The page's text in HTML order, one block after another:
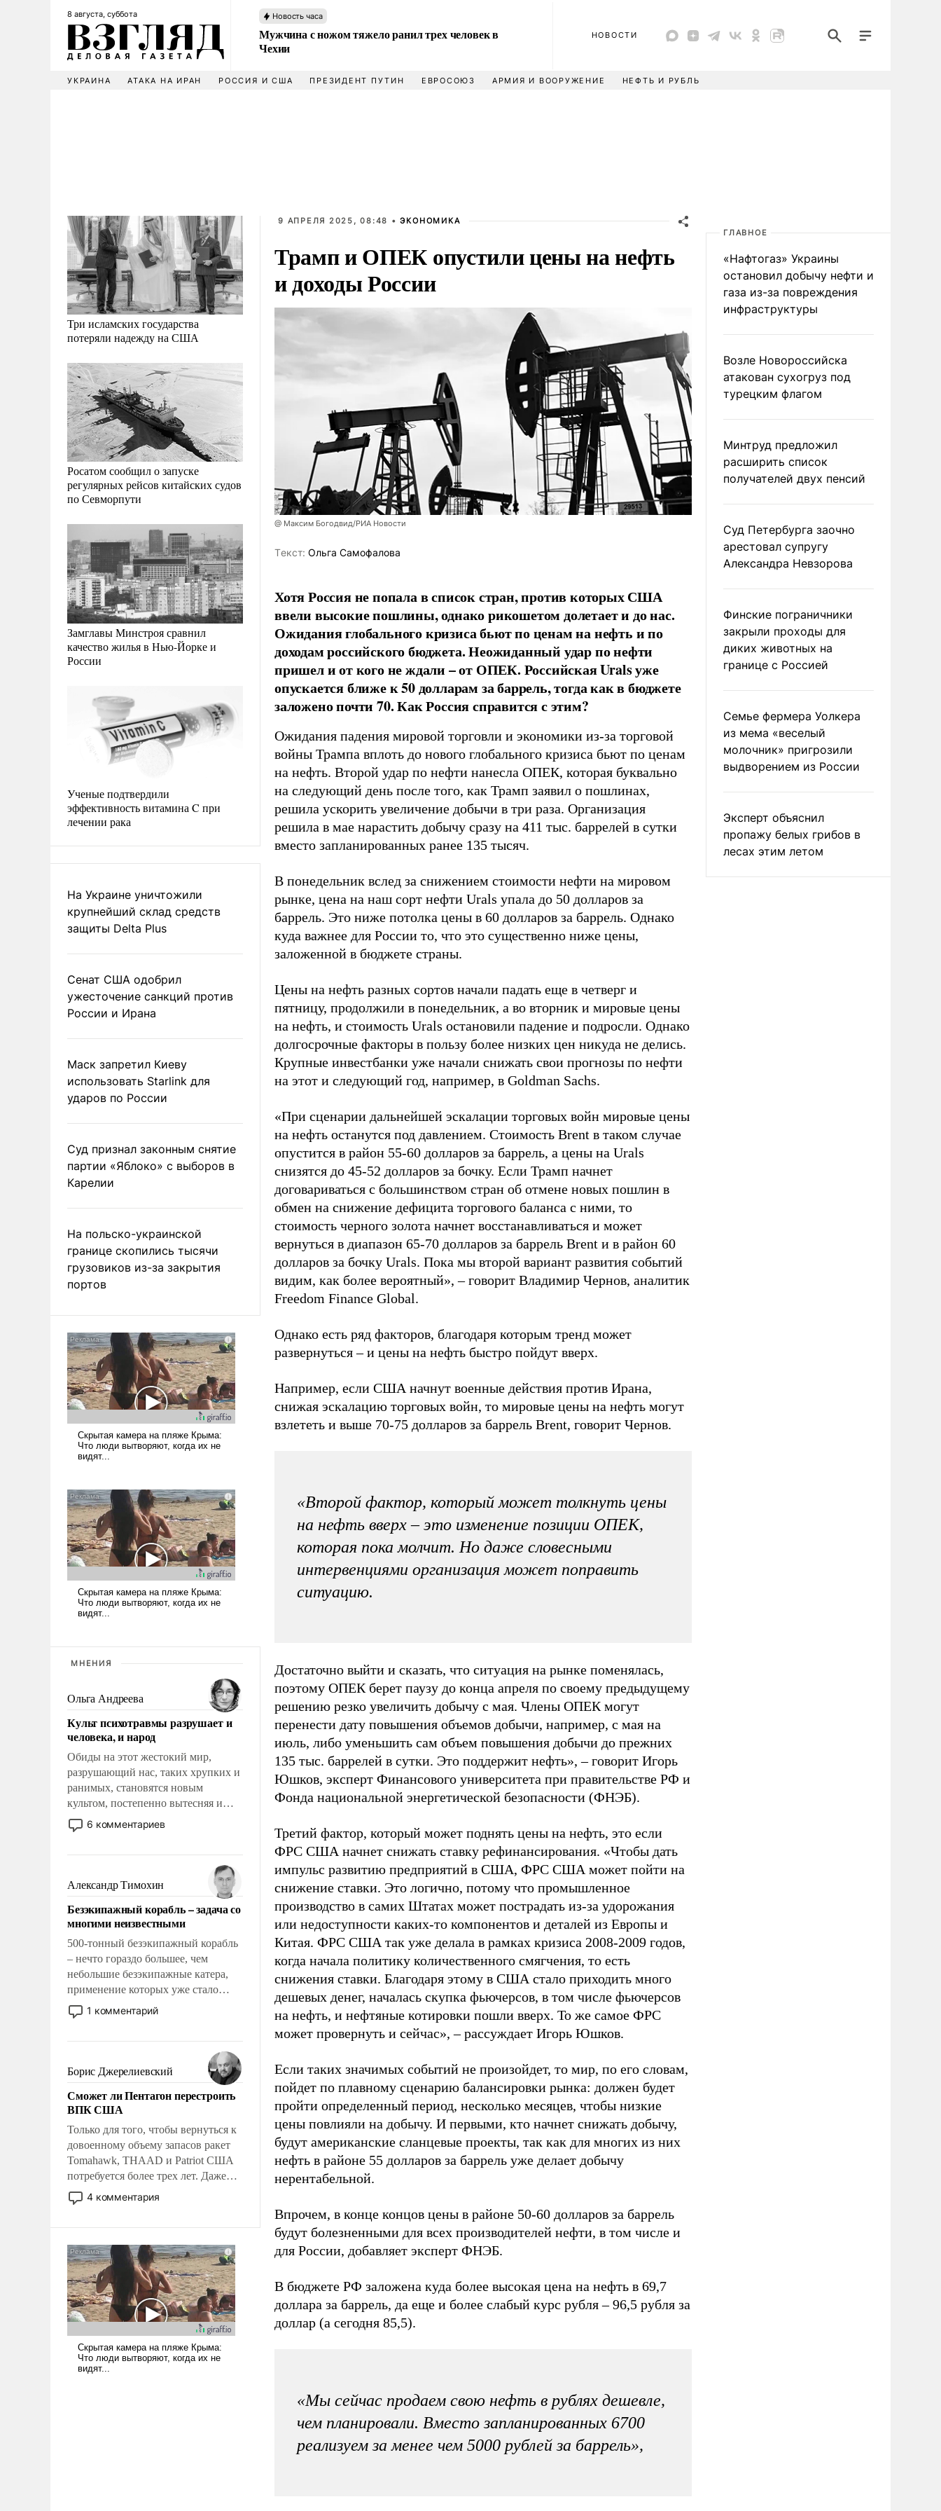
8 августа, суббота Новость часа
Мужчина с ножом тяжело ранил трех человек в
Чехии
НОВОСТИ
УКРАИНА АТАКА НА ИРАН РОССИЯ И США ПРЕЗИДЕНТ ПУТИН ЕВРОСОЮЗ АРМИЯ И ВООРУЖЕНИЕ НЕФТЬ И РУБЛЬ
Три исламских государства
потеряли надежду на США
Росатом сообщил о запуске
регулярных рейсов китайских судов
по Севморпути
Замглавы Минстроя сравнил
качество жилья в Нью-Йорке и
России
Ученые подтвердили
эффективность витамина C при
лечении рака
На Украине уничтожили
крупнейший склад средств
защиты Delta Plus
Сенат США одобрил
ужесточение санкций против
России и Ирана
Маск запретил Киеву
использовать Starlink для
ударов по России
Суд признал законным снятие
партии «Яблоко» с выборов в
Карелии
На польско-украинской
границе скопились тысячи
грузовиков из-за закрытия
портов
МНЕНИЯ
Ольга Андреева
Культ психотравмы разрушает и
человека, и народ
Обиды на этот жестокий мир,
разрушающий нас, таких хрупких и
ранимых, становятся новым
культом, постепенно вытесняя и
отменяя традиционное требование к
человеку – быть мужественным и
на себя ответственность, помогать
слабым, идти вперед и
адаптироваться.
6 комментариев
Александр Тимохин
Безэкипажный корабль – задача со
многими неизвестными
500-тонный безэкипажный корабль
– нечто гораздо большее, чем
небольшие безэкипажные катера,
применение которых уже стало
обыденностью. Задача по созданию
такого корабля очень сложна и
реализация радикально поднимет
наши боевые возможности.
1 комментарий
Борис Джерелиевский
Сможет ли Пентагон перестроить
ВПК США
Только для того, чтобы вернуться к
довоенному объему запасов ракет
Tomahawk, THAAD и Patriot США
потребуется более трех лет. Даже
небольшая война с Ираном
опустошила американские
уязвимости США, например, перед
Китаем.
4 комментария
9 АПРЕЛЯ 2025, 08:48 •ЭКОНОМИКА
Трамп и ОПЕК опустили цены на нефть
и доходы России
@ Максим Богодвид/РИА Новости
Tекст: Ольга Самофалова
Хотя Россия не попала в список стран, против которых США
ввели высокие пошлины, однако рикошетом долетает и до нас.
Ожидания глобального кризиса бьют по ценам на нефть и по
доходам российского бюджета. Неожиданный удар по нефти
пришел и от кого не ждали – от ОПЕК. Российская Urals уже
опускается ближе к 50 долларам за баррель, тогда как в бюджете
заложено почти 70. Как Россия справится с этим?
Ожидания падения мировой торговли и экономики из-за торговой
войны Трампа вплоть до нового глобального кризиса бьют по ценам
на нефть. Второй удар по нефти нанесла ОПЕК, которая буквально
на следующий день после того, как Трамп заявил о пошлинах,
решила ускорить увеличение добычи в три раза. Организация
решила в мае нарастить добычу сразу на 411 тыс. баррелей в сутки
вместо запланированных ранее 135 тысяч.
В понедельник вслед за снижением стоимости нефти на мировом
рынке, цена на наш сорт нефти Urals упала до 50 долларов за
баррель. Это ниже потолка цены в 60 долларов за баррель. Однако
куда важнее для России то, что это существенно ниже цены,
заложенной в бюджете страны.
Цены на нефть разных сортов начали падать еще в четверг и
пятницу, продолжили в понедельник, а во вторник и мировые цены
на нефть, и стоимость Urals остановили падение и подросли. Однако
долгосрочные факторы в пользу более низких цен никуда не делись.
Крупные инвестбанки уже начали снижать свои прогнозы по нефти
на этот и следующий год, например, в Goldman Sachs.
«При сценарии дальнейшей эскалации торговых войн мировые цены
на нефть останутся под давлением. Стоимость Brent в таком случае
опустится в район 55-60 долларов за баррель, а цены на Urals
снизятся до 45-52 долларов за бочку. Если Трамп начнет
договариваться с большинством стран об отмене новых пошлин в
обмен на снижение дефицита торгового баланса с ними, то
стоимость черного золота начнет восстанавливаться и может
вернуться в диапазон 65-70 долларов за баррель Brent и в район 60
долларов за бочку Urals. Пока мы второй вариант развития событий
видим, как более вероятный», – говорит Владимир Чернов, аналитик
Freedom Finance Global.
Однако есть ряд факторов, благодаря которым тренд может
развернуться – и цены на нефть быстро пойдут вверх.
Например, если США начнут военные действия против Ирана,
снижая эскалацию торговых войн, то мировые цены на нефть могут
взлететь и выше 70-75 долларов за баррель Brent, говорит Чернов.
«Второй фактор, который может толкнуть цены
на нефть вверх – это изменение позиции ОПЕК,
которая пока молчит. Но даже словесными
интервенциями организация может поправить
ситуацию.
Достаточно выйти и сказать, что ситуация на рынке поменялась,
поэтому ОПЕК берет паузу до конца апреля по своему предыдущему
решению резко увеличить добычу с мая. Члены ОПЕК могут
перенести дату повышения объемов добычи, например, с мая на
июль, либо уменьшить сам объем повышения добычи до прежних
135 тыс. баррелей в сутки. Это поддержит нефть», – говорит Игорь
Юшков, эксперт Финансового университета при правительстве РФ и
Фонда национальной энергетической безопасности (ФНЭБ).
Третий фактор, который может поднять цены на нефть, это если
ФРС США начнет снижать ставку рефинансирования. «Чтобы дать
импульс развитию предприятий в США, ФРС США может пойти на
снижение ставки. Это логично, потому что промышленное
производство в самих Штатах может пострадать из-за удорожания
или недоступности каких-то компонентов и деталей из Европы и
Китая. ФРС США так уже делала в рамках кризиса 2008-2009 годов,
когда начала политику количественного смягчения, то есть
снижения ставки. Благодаря этому в США стало приходить много
дешевых денег, началась скупка фьючерсов, в том числе фьючерсов
на нефть, и нефтяные котировки пошли вверх. То же самое ФРС
может провернуть и сейчас», – рассуждает Игорь Юшков.
Если таких значимых событий не произойдет, то мир, по его словам,
пойдет по плавному сценарию балансировки рынка: должен будет
пройти определенный период, несколько месяцев, чтобы низкие
цены повлияли на добычу. И первыми, кто начнет снижать добычу,
будут американские сланцевые проекты, так как для многих из них
нефть в районе 55 долларов за баррель уже делает добычу
нерентабельной.
Впрочем, в конце концов цены в районе 50-60 долларов за баррель
будут болезненными для всех производителей нефти, в том числе и
для России, добавляет эксперт ФНЭБ.
В бюджете РФ заложена куда более высокая цена на нефть в 69,7
доллара за баррель, да еще и более слабый курс рубля – 96,5 рубля за
доллар (а сегодня 85,5).
«Мы сейчас продаем свою нефть в рублях дешевле,
чем планировали. Вместо запланированных 6700
реализуем за менее чем 5000 рублей за баррель»,
ГЛАВНОЕ
«Нафтогаз» Украины
остановил добычу нефти и
газа из-за повреждения
инфраструктуры
Возле Новороссийска
атакован сухогруз под
турецким флагом
Минтруд предложил
расширить список
получателей двух пенсий
Суд Петербурга заочно
арестовал супругу
Александра Невзорова
Финские пограничники
закрыли проходы для
диких животных на
границе с Россией
Семье фермера Уолкера
из мема «веселый
молочник» пригрозили
выдворением из России
Эксперт объяснил
пропажу белых грибов в
лесах этим летом